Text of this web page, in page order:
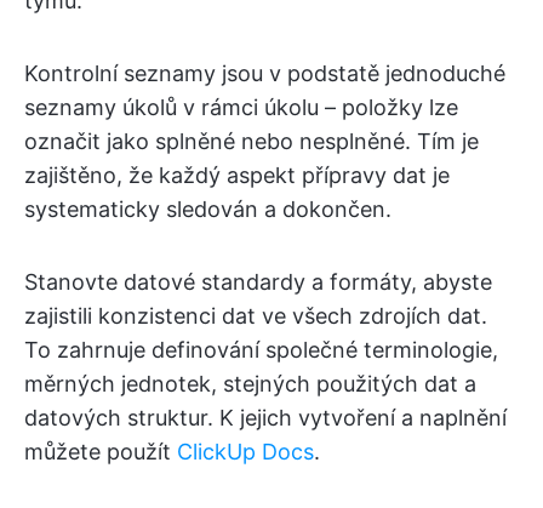
Kontrolní seznamy jsou v podstatě jednoduché
seznamy úkolů v rámci úkolu – položky lze
označit jako splněné nebo nesplněné. Tím je
zajištěno, že každý aspekt přípravy dat je
systematicky sledován a dokončen.
Stanovte datové standardy a formáty, abyste
zajistili konzistenci dat ve všech zdrojích dat.
To zahrnuje definování společné terminologie,
měrných jednotek, stejných použitých dat a
datových struktur. K jejich vytvoření a naplnění
můžete použít ClickUp Docs.